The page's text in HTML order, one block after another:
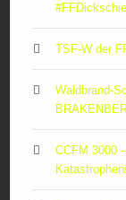
TSF-W der
Waldbrand-
CCFM 3000